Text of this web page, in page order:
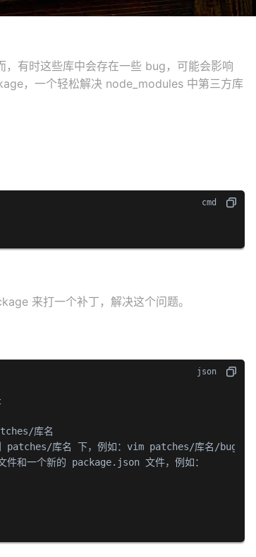
有时这些库中会存在一些 bug，可能会影响
，一个轻松解决 node_modules 中第三方库
来打一个补丁，解决这个问题。
和一个新的 package.json 文件，例如：